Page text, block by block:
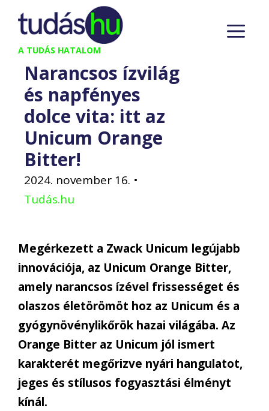
Kilépés
tartalomba
A TUDÁS HATALOM
Narancsos ízvilág
és napfényes
dolce vita: itt az
Unicum Orange
Bitter!
2024. november 16. •
Tudás.hu
Megérkezett a Zwack Unicum legújabb
innovációja, az Unicum Orange Bitter,
amely narancsos ízével frissességet és
olaszos életörömöt hoz az Unicum és a
gyógynövénylikőrök hazai világába. Az
Orange Bitter az Unicum jól ismert
karakterét megőrizve nyári hangulatot,
jeges és stílusos fogyasztási élményt
kínál.